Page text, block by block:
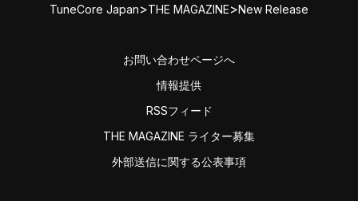
TuneCore Japan>THE MAGAZINE>New Release
お問い合わせページへ
情報提供
RSSフィード
THE MAGAZINE ライター募集
外部送信に関する公表事項